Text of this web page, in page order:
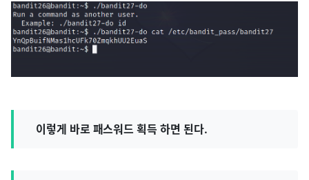
이렇게 바로 패스워드 획득 하면 된다.